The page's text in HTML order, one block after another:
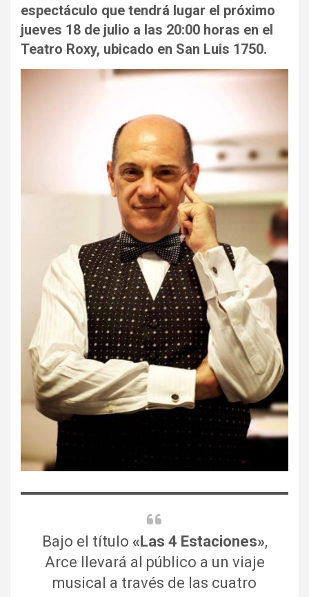
espectáculo que tendrá lugar el próximo
jueves 18 de julio a las 20:00 horas en el
Teatro Roxy, ubicado en San Luis 1750.
Bajo el título «Las 4 Estaciones»,
Arce llevará al público a un viaje
musical a través de las cuatro